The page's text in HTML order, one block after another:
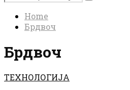
for:
Search
Home
Брдвоч
Брдвоч
ТЕХНОЛОГИЈА